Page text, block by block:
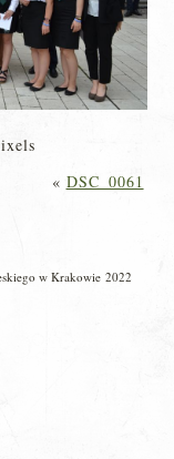
« DSC_0061
w Krakowie 2022